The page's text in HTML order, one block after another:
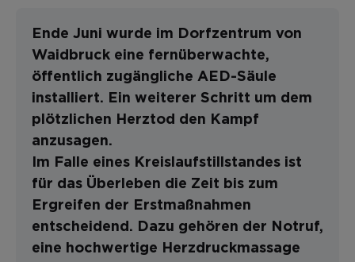
Ende Juni wurde im Dorfzentrum von
Waidbruck eine fernüberwachte,
öffentlich zugängliche AED-Säule
installiert. Ein weiterer Schritt um dem
plötzlichen Herztod den Kampf
anzusagen.
Im Falle eines Kreislaufstillstandes ist
für das Überleben die Zeit bis zum
Ergreifen der Erstmaßnahmen
entscheidend. Dazu gehören der Notruf,
eine hochwertige Herzdruckmassage